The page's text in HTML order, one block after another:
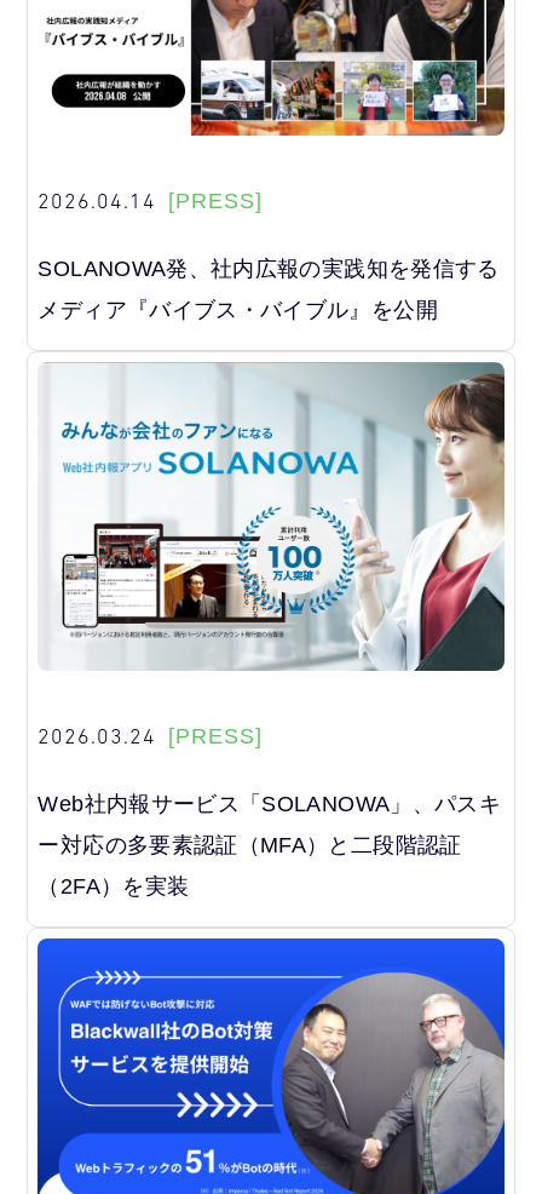
2026.04.14 [PRESS]
SOLANOWA発、社内広報の実践知を発信する
メディア『バイブス・バイブル』を公開
2026.03.24 [PRESS]
Web社内報サービス「SOLANOWA」、パスキ
ー対応の多要素認証（MFA）と二段階認証
（2FA）を実装